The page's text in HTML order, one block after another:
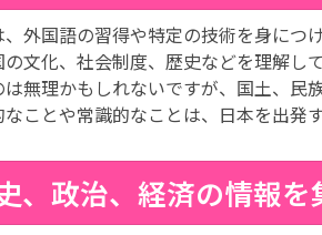
外国語の習得や特定の技術を身につ
の文化、社会制度、歴史などを理解し
は無理かもしれないですが、国土、民
ことや常識的なことは、日本を出発
、政治、経済の情報を